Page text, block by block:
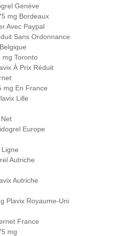
Genève
mg Bordeaux
Avec Paypal
Sans Ordonnance
mg Toronto
À Prix Réduit
mg En France
Lille
Europe
Autriche
Autriche
Plavix Royaume-Uni
France
mg